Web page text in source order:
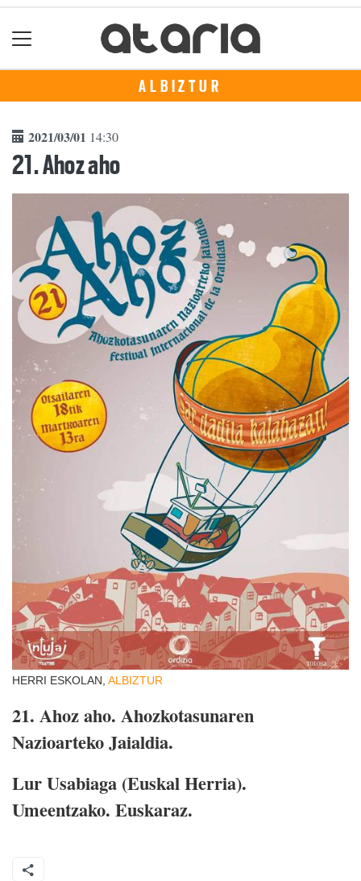
ALBIZTUR
2021/03/01 14:30
21. Ahoz aho
HERRI ESKOLAN, ALBIZTUR
21. Ahoz aho. Ahozkotasunaren
Nazioarteko Jaialdia.
Lur Usabiaga (Euskal Herria).
Umeentzako. Euskaraz.